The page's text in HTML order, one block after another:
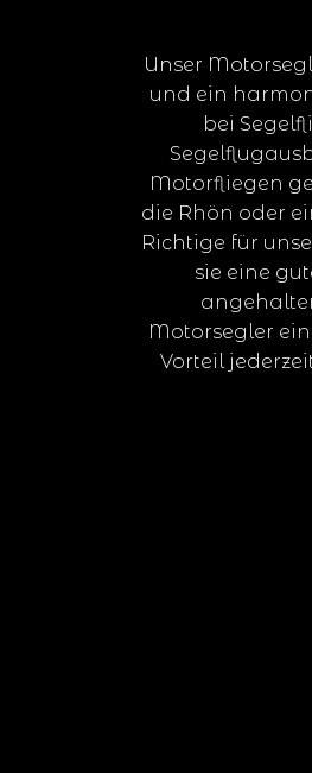
Unser
und ein
bei
Motorfliegen
die Rhön oder
Richtige für
sie eine
Motorsegler
Vorteil